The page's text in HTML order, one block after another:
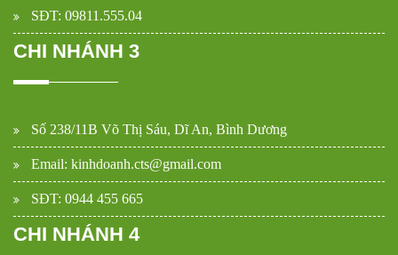
SĐT: 09811.555.04
CHI NHÁNH 3
Số 238/11B Võ Thị Sáu, Dĩ An, Bình Dương
Email: kinhdoanh.cts@gmail.com
SĐT: 0944 455 665
CHI NHÁNH 4